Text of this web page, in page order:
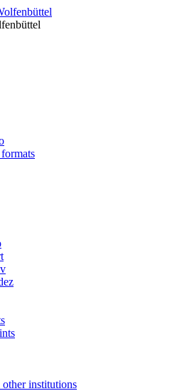
institutions